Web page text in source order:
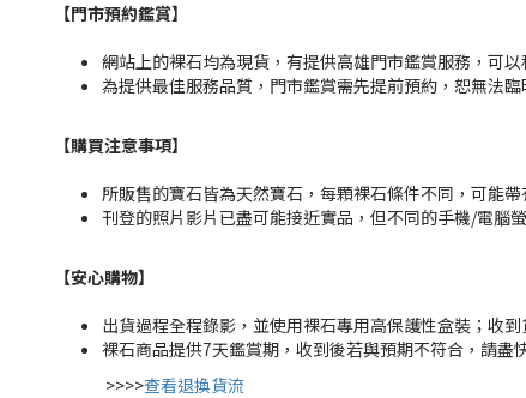
【門市預約鑑賞】
網站上的裸石均為現貨，有提供高雄門市鑑賞服務，可
為提供最佳服務品質，門市鑑賞需先提前預約，恕無法
【購買注意事項】
所販售的寶石皆為天然寶石，每顆裸石條件不同，可能
刊登的照片影片已盡可能接近實品，但不同的手機/電腦
【安心購物】
出貨過程全程錄影，並使用裸石專用高保護性盒裝；收
裸石商品提供7天鑑賞期，收到後若與預期不符合，請盡
>>>>查看退換貨流